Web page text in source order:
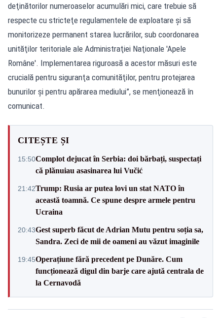
deţinătorilor numeroaselor acumulări mici, care trebuie să
respecte cu stricteţe regulamentele de exploatare şi să
monitorizeze permanent starea lucrărilor, sub coordonarea
unităţilor teritoriale ale Administraţiei Naţionale 'Apele
Române'. Implementarea riguroasă a acestor măsuri este
crucială pentru siguranţa comunităţilor, pentru protejarea
bunurilor şi pentru apărarea mediului”, se menţionează în
comunicat.
CITEȘTE ȘI
15:50Complot dejucat în Serbia: doi bărbați, suspectați
că plănuiau asasinarea lui Vučić
21:42Trump: Rusia ar putea lovi un stat NATO în
această toamnă. Ce spune despre armele pentru
Ucraina
20:43Gest superb făcut de Adrian Mutu pentru soția sa,
Sandra. Zeci de mii de oameni au văzut imaginile
19:45Operațiune fără precedent pe Dunăre. Cum
funcționează digul din barje care ajută centrala de
la Cernavodă